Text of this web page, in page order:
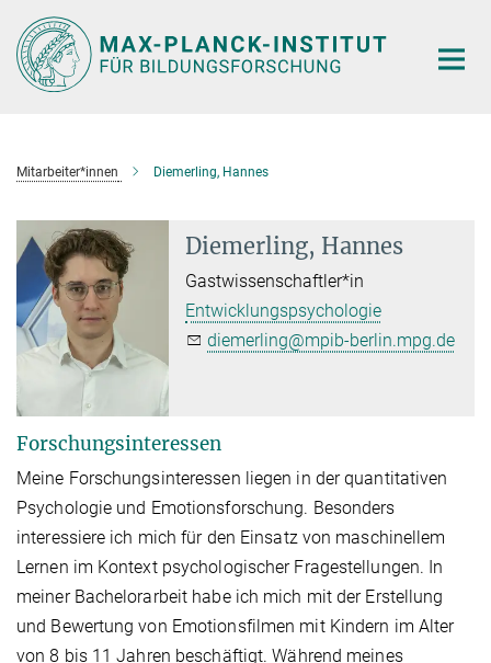
Hauptinhalt
Mitarbeiter*innen Diemerling, Hannes
Diemerling, Hannes
Gastwissenschaftler*in
Entwicklungspsychologie
diemerling@mpib-berlin.mpg.de
Forschungsinteressen
Meine Forschungsinteressen liegen in der quantitativen
Psychologie und Emotionsforschung. Besonders
interessiere ich mich für den Einsatz von maschinellem
Lernen im Kontext psychologischer Fragestellungen. In
meiner Bachelorarbeit habe ich mich mit der Erstellung
und Bewertung von Emotionsfilmen mit Kindern im Alter
von 8 bis 11 Jahren beschäftigt. Während meines